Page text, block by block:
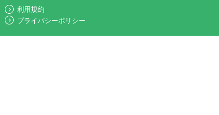
利用規約
プライバシーポリシー